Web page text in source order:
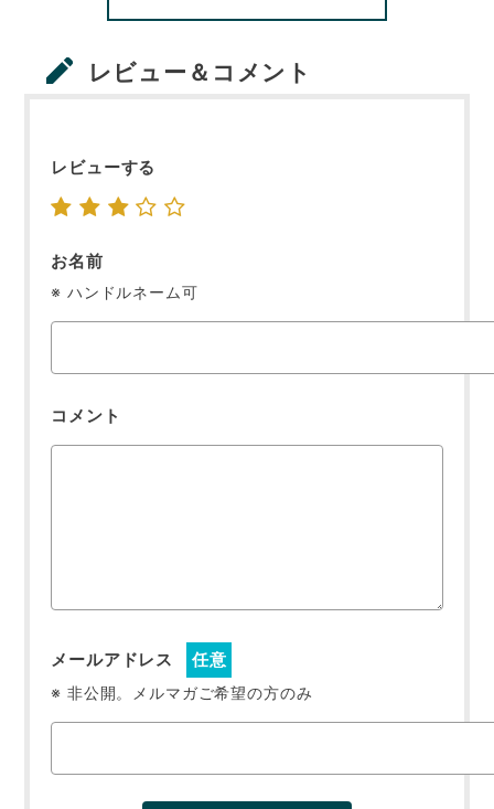
レビュー＆コメント
レビューする
お名前
※ ハンドルネーム可
コメント
メールアドレス 任意
※ 非公開。メルマガご希望の方のみ